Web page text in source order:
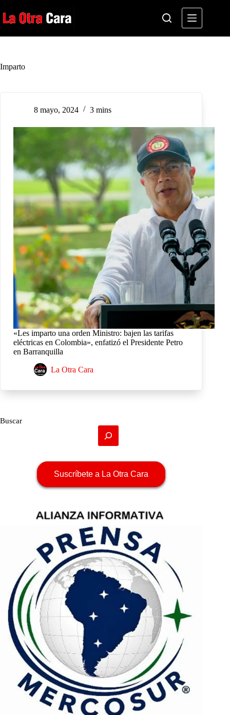
al
contenido
Imparto
8 mayo, 2024 3 mins
«Les imparto una orden Ministro: bajen las tarifas
eléctricas en Colombia», enfatizó el Presidente Petro
en Barranquilla
La Otra Cara
Buscar
Suscríbete a La Otra Cara